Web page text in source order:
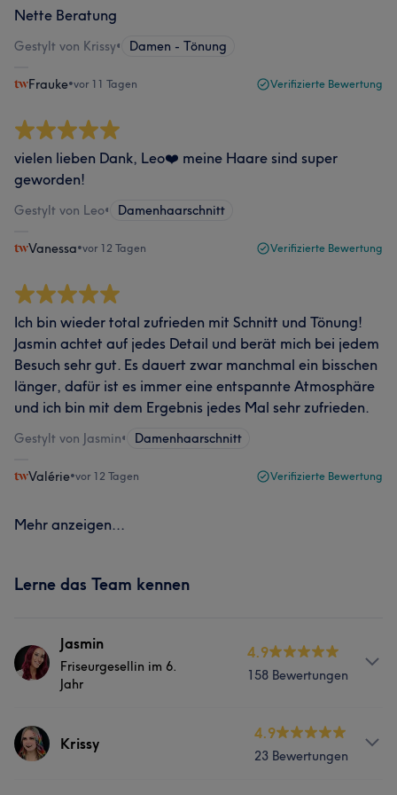
Nette Beratung
Gestylt von Krissy• Damen - Tönung
Frauke•vor 11 Tagen Verifizierte Bewertung
vielen lieben Dank, Leo❤️ meine Haare sind super
geworden!
Gestylt von Leo• Damenhaarschnitt
Vanessa•vor 12 Tagen Verifizierte Bewertung
Ich bin wieder total zufrieden mit Schnitt und Tönung!
Jasmin achtet auf jedes Detail und berät mich bei jedem
Besuch sehr gut. Es dauert zwar manchmal ein bisschen
länger, dafür ist es immer eine entspannte Atmosphäre
und ich bin mit dem Ergebnis jedes Mal sehr zufrieden.
Gestylt von Jasmin• Damenhaarschnitt
Valérie•vor 12 Tagen Verifizierte Bewertung
Mehr anzeigen...
Lerne das Team kennen
Jasmin
Friseurgesellin im 6.
Jahr
4.9
158 Bewertungen
Info
Jasmin ist seit sechs Jahren ein fester Bestandteil unseres
Krissy
4.9
23 Bewertungen